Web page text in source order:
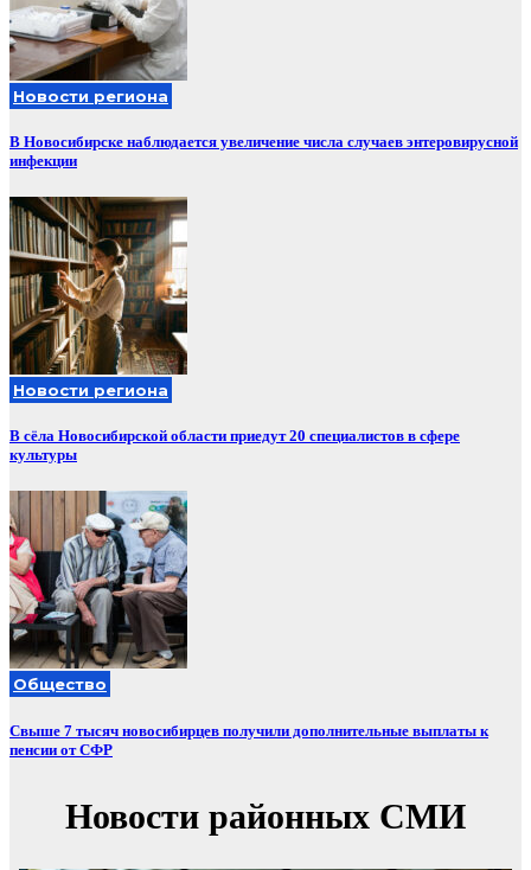
Новости региона
В Новосибирске наблюдается увеличение числа случаев энтеровирусной
инфекции
Новости региона
В сёла Новосибирской области приедут 20 специалистов в сфере
культуры
Общество
Свыше 7 тысяч новосибирцев получили дополнительные выплаты к
пенсии от СФР